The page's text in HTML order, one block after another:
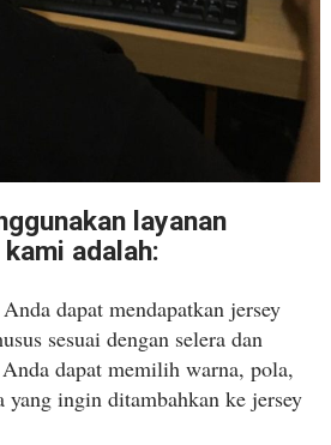
layanan
adalah:
Anda dapat mendapatkan jersey
sesuai dengan selera dan
dapat memilih warna, pola,
yang ingin ditambahkan ke jersey